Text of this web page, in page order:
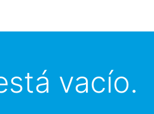
vacío.